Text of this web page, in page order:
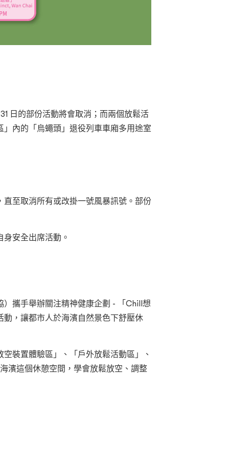
日的部份活動將會取消；而兩個放鬆活
內的「烏蠅頭」退役列車車廂多用途室
至取消所有或改掛一號風暴訊號。部份
安全出席活動。
攜手舉辦關注精神健康企劃 - 「Chill想
，讓都市人於海濱自然景色下舒壓休
裝置體驗區」、「戶外放鬆活動區」、
濱這個休憩空間，學會放鬆放空、調整